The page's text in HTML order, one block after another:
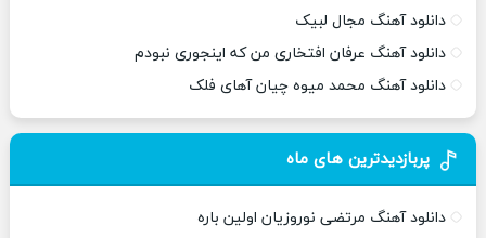
دانلود آهنگ مجال لبیک
دانلود آهنگ عرفان افتخاری من که اینجوری نبودم
دانلود آهنگ محمد میوه چیان آهای فلک
پربازدیدترین های ماه
دانلود آهنگ مرتضی نوروزیان اولین باره